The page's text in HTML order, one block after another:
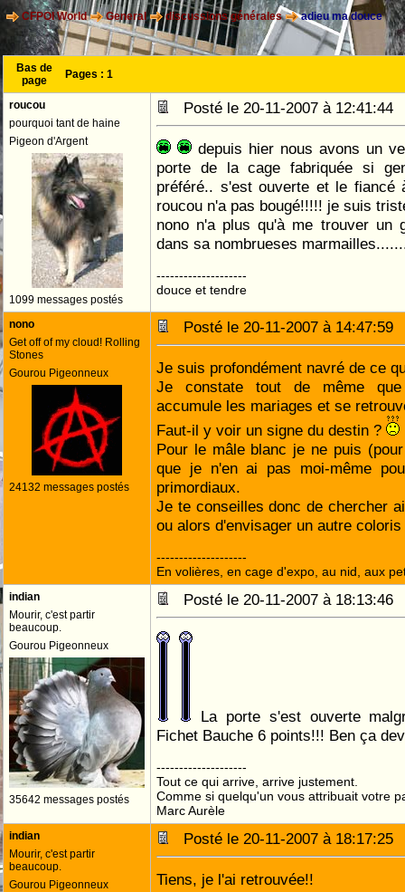
CFPOI World General discussions générales adieu ma douce
Bas de
page
Pages : 1
roucou
pourquoi tant de haine
Pigeon d'Argent
1099 messages postés
Posté le 20-11-2007 à
depuis hier nous avons un
porte de la cage fabriquée si
préféré.. s'est ouverte et le fiancé
roucou n'a pas bougé!!!!! je suis
nono n'a plus qu'à me trouver un
dans sa nombrueses
--------------------
douce et tendre
nono
Get off of my cloud! Rolling
Stones
Gourou Pigeonneux
24132 messages postés
Posté le 20-11-2007 à
Je suis profondément navré de ce
Je constate tout de même
accumule les mariages et se
Faut-il y voir un signe du destin ?
Pour le mâle blanc je ne puis
que je n'en ai pas moi-même
primordiaux.
Je te conseilles donc de chercher
ou alors d'envisager un autre
--------------------
En volières, en cage d'expo, au nid, aux
indian
Mourir, c'est partir
beaucoup.
Gourou Pigeonneux
35642 messages postés
Posté le 20-11-2007 à
La porte s'est ouverte
Fichet Bauche 6 points!!! Ben ça
--------------------
Tout ce qui arrive, arrive justement.
Comme si quelqu'un vous attribuait votre
Marc Aurèle
indian
Mourir, c'est partir
beaucoup.
Gourou Pigeonneux
Posté le 20-11-2007 à
Tiens, je l'ai retrouvée!!